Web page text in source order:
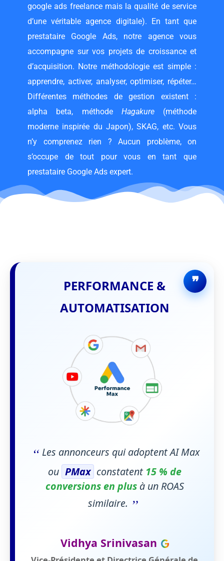
google ads freelancemais la qualité de service
d’une véritable agence digitale). En tant que
prestataire Google Ads, notre agence vous
accompagne sur vos projets de croissance et
d’acquisition. Notre méthodologie est simple :
apprendre, activer, analyser, optimiser, répéter…
Différentes méthodes de gestion existent :
alpha beta, méthode Hagakure(méthode
moderne inspirée du Japon), SKAG, etc. Vous
n’y comprenez rien ? Aucun problème, on
s’occupe de tout pour vous en tant que
prestataire Google Ads expert.
PERFORMANCE &
AUTOMATISATION
“ Les annonceurs qui adoptent AI Max
ou PMax constatent 15 % de
conversions en plusà un ROAS
similaire. ”
Vidhya Srinivasan